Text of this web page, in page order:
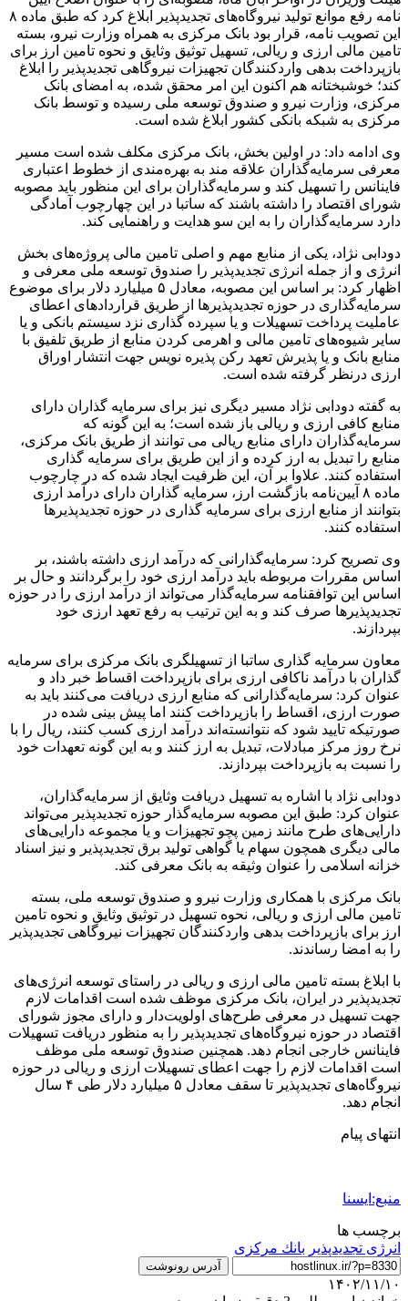
نامه رفع موانع تولید نیروگاه‌های تجدیدپذیر ابلاغ کرد که طبق ماده ۸
این تصویب نامه، قرار بود بانک مرکزی به همراه وزارت نیرو، بسته
تامین مالی ارزی و ریالی، تسهیل توثیق وثایق و نحوه تامین ارز برای
بازپرداخت بدهی واردکنندگان تجهیزات نیروگاهی تجدیدپذیر را ابلاغ
کند؛ خوشبختانه هم اکنون این امر محقق شده، به امضای بانک
مرکزی، وزارت نیرو و صندوق توسعه ملی رسیده و توسط بانک
مرکزی به شبکه بانکی کشور ابلاغ شده است.
وی ادامه داد: در اولین بخش، بانک مرکزی مکلف شده است مسیر
معرفی سرمایه‌گذاران علاقه مند به بهره‌مندی از خطوط اعتباری
فاینانس را تسهیل کند و سرمایه‌گذاران برای این منظور باید مصوبه
شورای اقتصاد را داشته باشند که ساتبا در این چهارچوب آمادگی
دارد سرمایه‌گذاران را به این سو هدایت و راهنمایی کند.
دودابی نژاد، یکی از منابع مهم و اصلی تامین مالی پروژه‌های بخش
انرژی و از جمله انرژی تجدیدپذیر را صندوق توسعه ملی معرفی و
اظهار کرد: بر اساس این مصوبه، معادل ۵ میلیارد دلار برای موضوع
سرمایه‌گذاری در حوزه تجدیدپذیرها از طریق قراردادهای اعطای
عاملیت پرداخت تسهیلات و یا سپرده گذاری نزد سیستم بانکی و یا
سایر شیوه‌های تامین مالی و اهرمی کردن منابع از طریق تلفیق با
منابع بانک و یا پذیرش تعهد رکن پذیره نویس جهت انتشار اوراق
ارزی درنظر گرفته شده است.
به گفته دودابی نژاد مسیر دیگری نیز برای سرمایه گذاران دارای
منابع کافی ارزی و ریالی باز شده است؛ به این گونه که
سرمایه‌گذاران دارای منابع ریالی می توانند از طریق بانک مرکزی،
منابع را تبدیل به ارز کرده و از این طریق برای سرمایه گذاری
استفاده کنند. علاوا بر آن، این ظرفیت ایجاد شده که در چارچوب
ماده ۸ آیین‌نامه بازگشت ارز، سرمایه گذاران دارای درآمد ارزی
بتوانند از منابع ارزی برای سرمایه گذاری در حوزه تجدیدپذیرها
استفاده کنند.
وی تصریح کرد: سرمایه‌گذارانی که درآمد ارزی داشته باشند، بر
اساس مقررات مربوطه باید درآمد ارزی خود را برگردانند و حال بر
اساس این توافقنامه سرمایه‌گذار می‌تواند از درآمد ارزی را در حوزه
تجدیدپذیرها صرف کند و به این ترتیب به رفع تعهد ارزی خود
بپردازند.
معاون سرمایه گذاری ساتبا از تسهیلگری بانک مرکزی برای سرمایه
گذاران با درآمد ناکافی ارزی برای بازپرداخت اقساط خبر داد و
عنوان کرد: سرمایه‌گذارانی که منابع ارزی دریافت می‌کنند باید به
صورت ارزی، اقساط را بازپرداخت کنند اما پیش بینی شده در
صورتیکه تایید شود که نتوانسته‌اند درآمد ارزی کسب کنند، ریال را با
نرخ روز مرکز مبادلات، تبدیل به ارز کنند و به این گونه تعهدات خود
را نسبت به بازپرداخت بپردازند.
دودابی نژاد با اشاره به تسهیل دریافت وثایق از سرمایه‌گذاران،
عنوان کرد: طبق این مصوبه سرمایه‌گذار حوزه تجدیدپذیر می‌تواند
دارایی‌های طرح مانند زمین پچو تجهیزات و یا مجموعه دارایی‌های
مالی دیگری همچون سهام یا گواهی تولید برق تجدیدپذیر و نیز اسناد
خزانه اسلامی را عنوان وثیقه به بانک معرفی کند.
بانک مرکزی با همکاری وزارت نیرو و صندوق توسعه ملی، بسته
تامین مالی ارزی و ریالی، نحوه تسهیل در توثیق وثایق و نحوه تامین
ارز برای بازپرداخت بدهی واردکنندگان تجهیزات نیروگاهی تجدیدپذیر
را به امضا رساندند.
با ابلاغ بسته تامین مالی ارزی و ریالی در راستای توسعه انرژی‌های
تجدیدپذیر در ایران، بانک مرکزی موظف شده است اقدامات لازم
جهت تسهیل در معرفی طرح‌های اولویت‌دار و دارای مجوز شورای
اقتصاد در حوزه نیروگاه‌های تجدیدپذیر را به منظور دریافت تسهیلات
فاینانس خارجی انجام دهد. همچنین صندوق توسعه ملی موظف
است اقدامات لازم را جهت اعطای تسهیلات ارزی و ریالی در حوزه
نیروگاه‌های تجدیدپذیر تا سقف معادل ۵ میلیارد دلار طی ۴ سال
انجام دهد.
انتهای پیام
منبع:ایسنا
برچسب ها
انرژی تجدید‌پذیر بانك مركزی
آدرس رونوشت
۱۴۰۲/۱۱/۱۰